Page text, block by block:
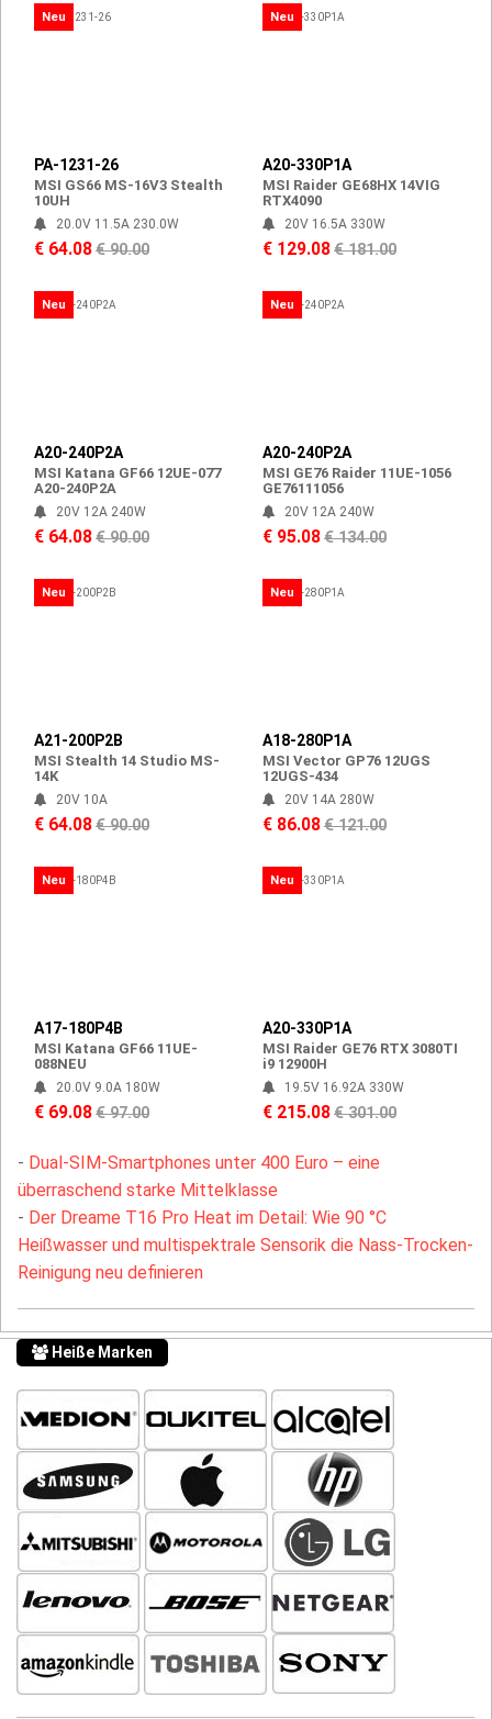
Neu
PA-1231-26
MSI GS66 MS-16V3 Stealth
10UH
20.0V 11.5A 230.0W
€ 64.08€ 90.00
Neu
A20-330P1A
MSI Raider GE68HX 14VIG
RTX4090
20V 16.5A 330W
€ 129.08€ 181.00
Neu
A20-240P2A
MSI Katana GF66 12UE-077
A20-240P2A
20V 12A 240W
€ 64.08€ 90.00
Neu
A20-240P2A
MSI GE76 Raider 11UE-1056
GE76111056
20V 12A 240W
€ 95.08€ 134.00
Neu
A21-200P2B
MSI Stealth 14 Studio MS-
14K
20V 10A
€ 64.08€ 90.00
Neu
A18-280P1A
MSI Vector GP76 12UGS
12UGS-434
20V 14A 280W
€ 86.08€ 121.00
Neu
A17-180P4B
MSI Katana GF66 11UE-
088NEU
20.0V 9.0A 180W
€ 69.08€ 97.00
Neu
A20-330P1A
MSI Raider GE76 RTX 3080TI
i9 12900H
19.5V 16.92A 330W
€ 215.08€ 301.00
- Dual-SIM-Smartphones unter 400 Euro – eine
überraschend starke Mittelklasse
- Der Dreame T16 Pro Heat im Detail: Wie 90 °C
Heißwasser und multispektrale Sensorik die Nass-Trocken-
Reinigung neu definieren
Heiße Marken